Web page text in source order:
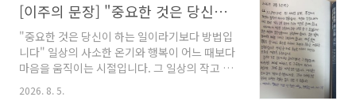
[이주의 문장] "중요한 것은 당신이 하는 일이라기보다 방법입니다"
"중요한 것은 당신이 하는 일이라기보다 방법입
니다" 일상의 사소한 온기와 행복이 어느 때보다
마음을 움직이는 시절입니다. 그 일상의 작고 사
사로운 일을, 그리스의 철학자는 '자연의 법칙에
따라서' 해야 한다고 말합니다. 자연의 법칙을 지
2026. 8. 5.